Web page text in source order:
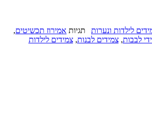
לילדות ונערות תגיות אמירוז תכשיטים,
לבבות,צמידים לבנות,צמידים לילדות